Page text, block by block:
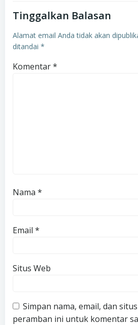
Tinggalkan Balasan
Alamat email Anda tidak akan
ditandai *
Komentar*
Nama *
Email *
Situs Web
Simpan nama, email, dan
peramban ini untuk komentar